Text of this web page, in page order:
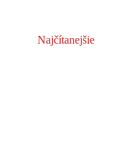
Najčítanejšie